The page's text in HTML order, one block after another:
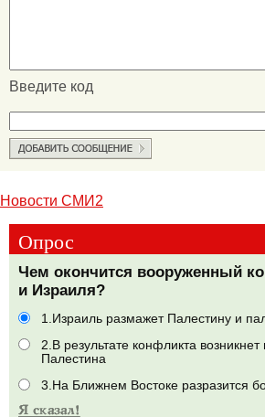
Введите код
Новости СМИ2
Опрос
Чем окончится вооруженный
и Израиля?
1.Израиль размажет Палестину и
2.В результате конфликта возникнет
Палестина
3.На Ближнем Востоке разразится